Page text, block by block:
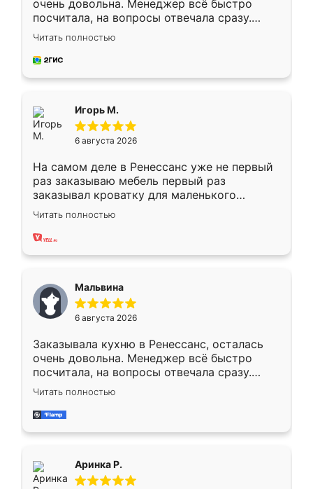
очень довольна. Менеджер всё быстро
посчитала, на вопросы отвечала сразу.
Замерщик приехал в субботу, подошёл к
делу со всей ответственностью. Собрали
за день, ребята работали аккуратно, даже
Читать полностью
Игорь М.
6 августа 2026
На самом деле в Ренессанс уже не первый
раз заказываю мебель первый раз
заказывал кроватку для маленького
ребёнка при его рождении ,во второй раз
заказал шкаф-купе. По качеству очень
хорошее сборка достаточно быстрая,
меньше, здесь же он более разнообразный.
Мне нравится ,если что-то потребуется из
мебели буду заказывать только здесь.
Читать полностью
Мальвина
6 августа 2026
Заказывала кухню в Ренессанс, осталась
очень довольна. Менеджер всё быстро
посчитала, на вопросы отвечала сразу.
Замерщик приехал в субботу, подошёл к
делу со всей ответственностью. Собрали
за день, ребята работали аккуратно, даже
Читать полностью
Аринка Р.